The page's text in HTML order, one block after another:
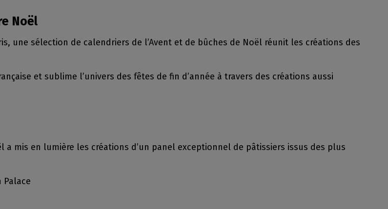
Noël
une sélection de calendriers de l’Avent et de bûches de Noël réunit les créations des
et sublime l’univers des fêtes de fin d’année à travers des créations aussi
mis en lumière les créations d’un panel exceptionnel de pâtissiers issus des plus
Palace